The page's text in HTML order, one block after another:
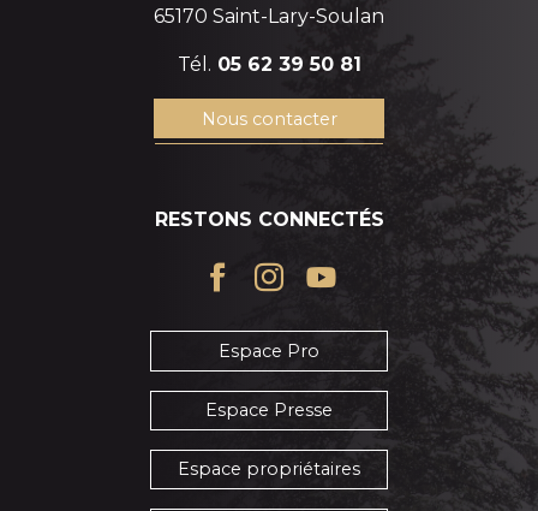
65170 Saint-Lary-Soulan
Tél. 05 62 39 50 81
Nous contacter
RESTONS CONNECTÉS
Espace Pro
Espace Presse
Espace propriétaires